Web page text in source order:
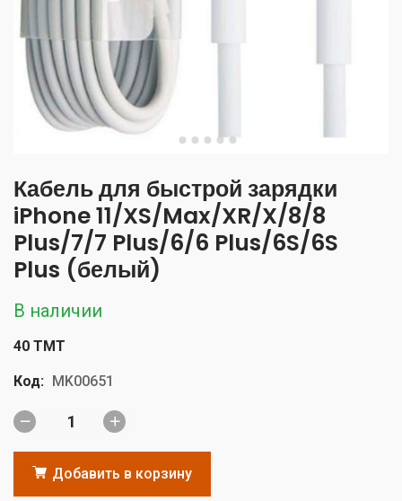
Кабель для быстрой зарядки
iPhone 11/XS/Max/XR/X/8/8
Plus/7/7 Plus/6/6 Plus/6S/6S
Plus (белый)
В наличии
40 TMT
Код: MK00651
Добавить в корзину